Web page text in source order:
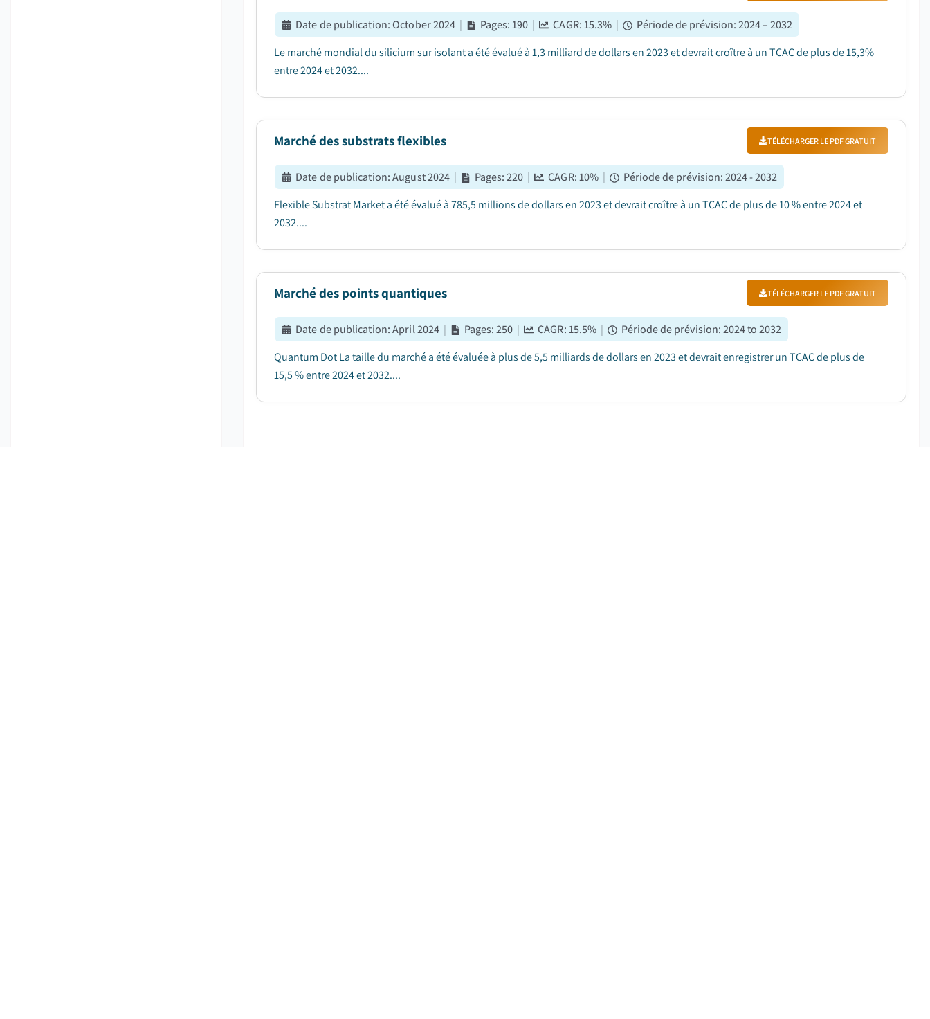
Date de publication:October 2024 | Pages:190 | CAGR:15.3% | Période de prévision:2024 – 2032
Le marché mondial du silicium sur isolant a été évalué à 1,3 milliard de dollars en 2023 et devrait croître à un TCAC de plus de 15,3%
entre 2024 et 2032....
Marché des substrats flexibles TÉLÉCHARGER LE PDF GRATUIT
Date de publication:August 2024 | Pages:220 | CAGR:10% | Période de prévision:2024 - 2032
Flexible Substrat Market a été évalué à 785,5 millions de dollars en 2023 et devrait croître à un TCAC de plus de 10 % entre 2024 et
2032....
Marché des points quantiques TÉLÉCHARGER LE PDF GRATUIT
Date de publication:April 2024 | Pages:250 | CAGR:15.5% | Période de prévision:2024 to 2032
Quantum Dot La taille du marché a été évaluée à plus de 5,5 milliards de dollars en 2023 et devrait enregistrer un TCAC de plus de
15,5 % entre 2024 et 2032....